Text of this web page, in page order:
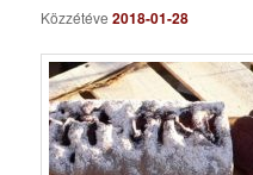
Közzétéve2018-01-28